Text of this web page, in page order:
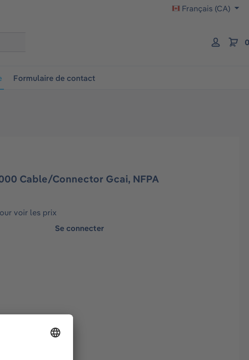
Français (CA)
Formulaire de contact
Cable/Connector Gcai, NFPA
voir les prix
Se connecter